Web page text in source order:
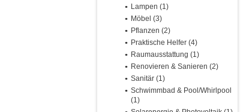
Lampen (1)
Möbel (3)
Pflanzen (2)
Praktische Helfer (4)
Raumausstattung (1)
Renovieren & Sanieren (2)
Sanitär (1)
Schwimmbad & Pool/Whirlpool
(1)